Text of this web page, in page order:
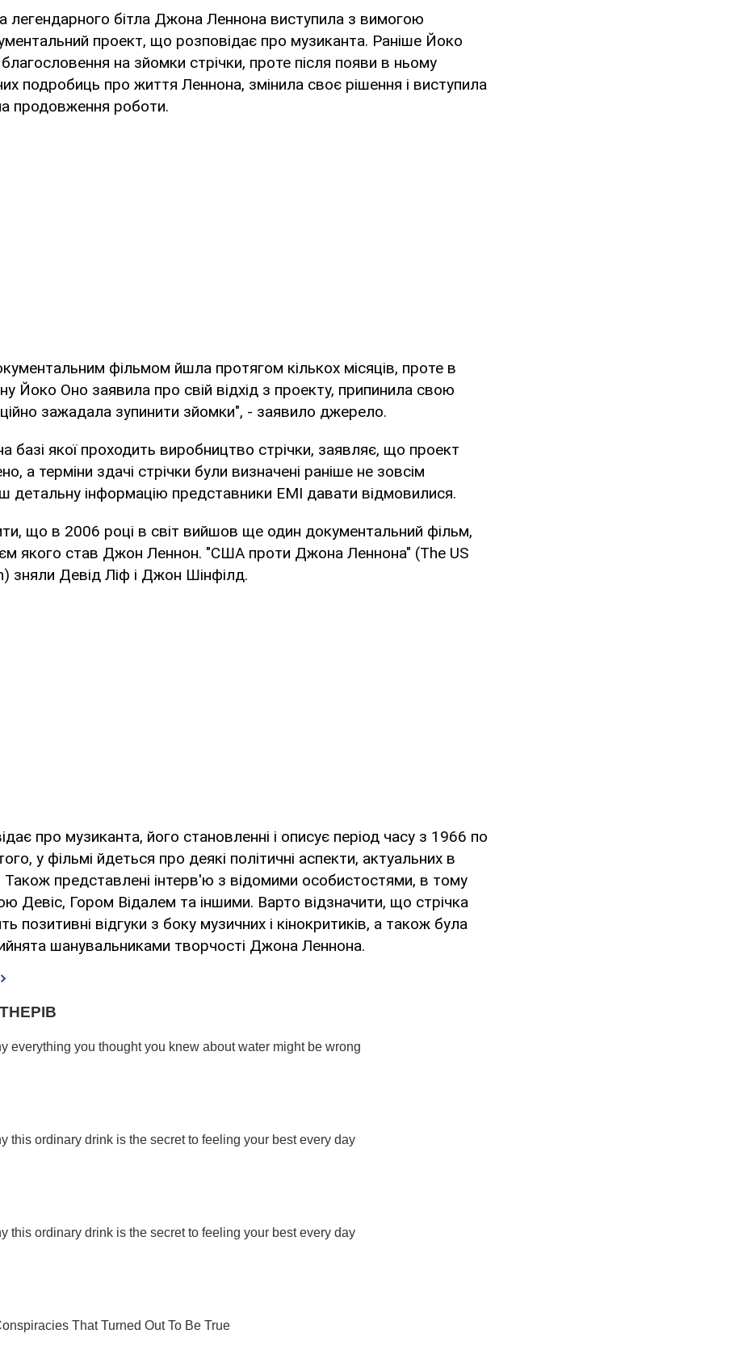
легендарного бітла Джона Леннона виступила з вимогою
проект, що розповідає про музиканта. Раніше Йоко
на зйомки стрічки, проте після появи в ньому
подробиць про життя Леннона, змінила своє рішення і виступила
продовження роботи.
фільмом йшла протягом кількох місяців, проте в
Йоко Оно заявила про свій відхід з проекту, припинила свою
зажадала зупинити зйомки", - заявило джерело.
базі якої проходить виробництво стрічки, заявляє, що проект
а терміни здачі стрічки були визначені раніше не зовсім
детальну інформацію представники EMI давати відмовилися.
що в 2006 році в світ вийшов ще один документальний фільм,
якого став Джон Леннон. "США проти Джона Леннона" (The US
зняли Девід Ліф і Джон Шінфілд.
про музиканта, його становленні і описує період часу з 1966 по
у фільмі йдеться про деякі політичні аспекти, актуальних в
представлені інтерв'ю з відомими особистостями, в тому
Девіс, Гором Відалем та іншими. Варто відзначити, що стрічка
позитивні відгуки з боку музичних і кінокритиків, а також була
шанувальниками творчості Джона Леннона.